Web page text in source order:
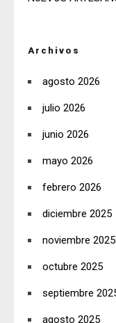
Archivos
agosto 2026
julio 2026
junio 2026
mayo 2026
febrero 2026
diciembre 2025
noviembre 2025
octubre 2025
septiembre
agosto 2025